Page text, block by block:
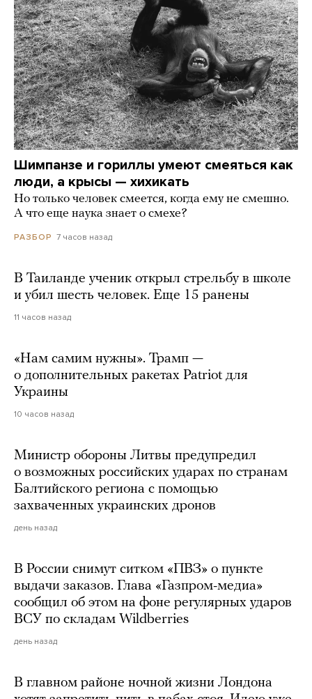
Шимпанзе и гориллы умеют смеяться как
люди, а крысы — хихикать
Но только человек смеется, когда ему не смешно.
А что еще наука знает о смехе?
РАЗБОР 7 часов назад
В Таиланде ученик открыл стрельбу в школе
и убил шесть человек. Еще 15 ранены
11 часов назад
«Нам самим нужны». Трамп —
о дополнительных ракетах Patriot для
Украины
10 часов назад
Министр обороны Литвы предупредил
о возможных российских ударах по странам
Балтийского региона с помощью
захваченных украинских дронов
день назад
В России снимут ситком «ПВЗ» о пункте
выдачи заказов. Глава «Газпром-медиа»
сообщил об этом на фоне регулярных ударов
ВСУ по складам Wildberries
день назад
В главном районе ночной жизни Лондона